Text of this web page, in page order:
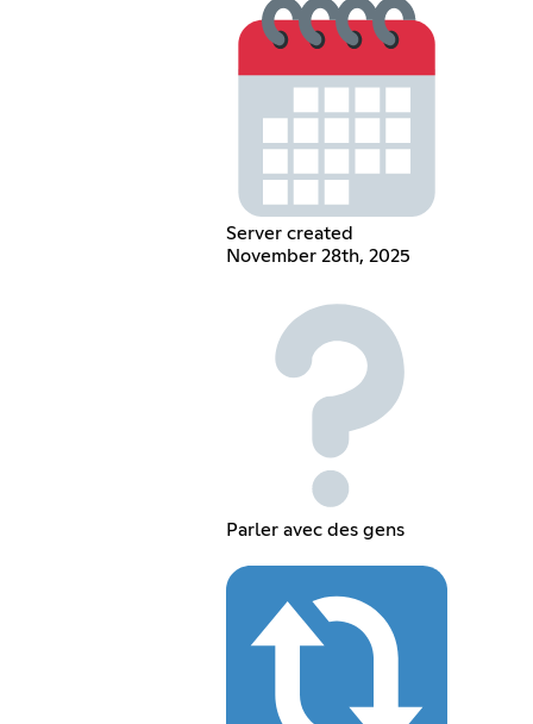
Server created
November 28th, 2025
Parler avec des gens